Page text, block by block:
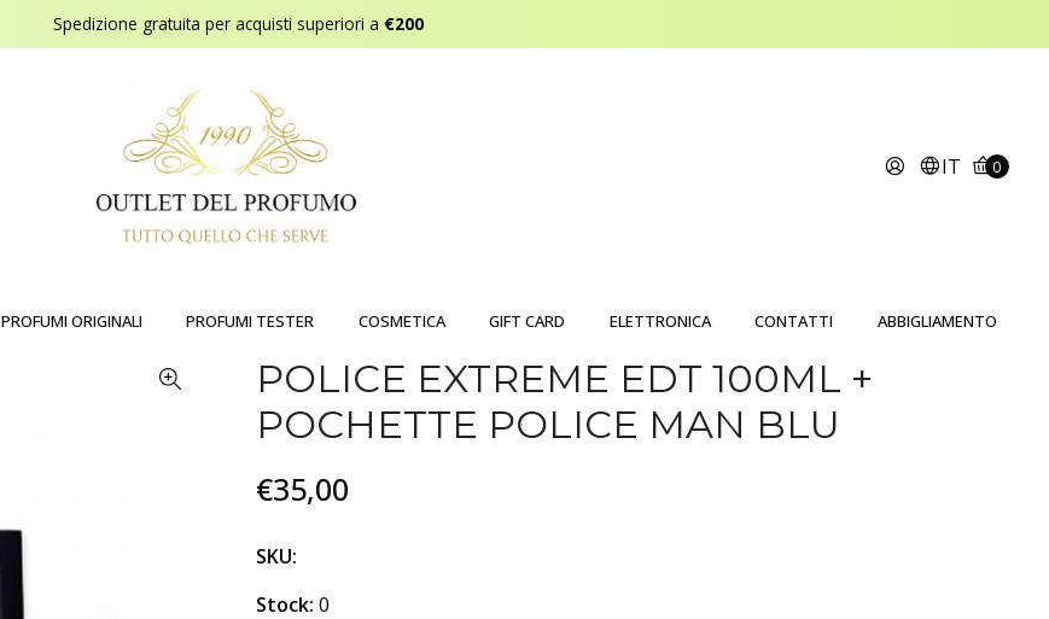
Spedizione gratuita per acquisti superiori a €200
IT 0
PROFUMI ORIGINALI PROFUMI TESTER COSMETICA GIFT CARD ELETTRONICA CONTATTI ABBIGLIAMENTO
POLICE EXTREME EDT 100ML +
POCHETTE POLICE MAN BLU
€35,00
SKU:
Stock: 0